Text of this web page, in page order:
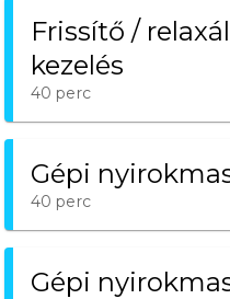
Frissítő /
kezelés
40 perc
Gépi
40 perc
Gépi